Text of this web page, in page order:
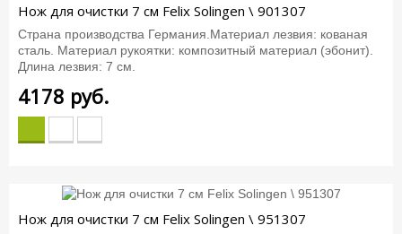
Нож для очистки 7 см Felix Solingen \ 901307
Страна производства Германия.Материал лезвия: кованая
сталь. Материал рукоятки: композитный материал (эбонит).
Длина лезвия: 7 см.
4178 руб.
Нож для очистки 7 см Felix Solingen \ 951307